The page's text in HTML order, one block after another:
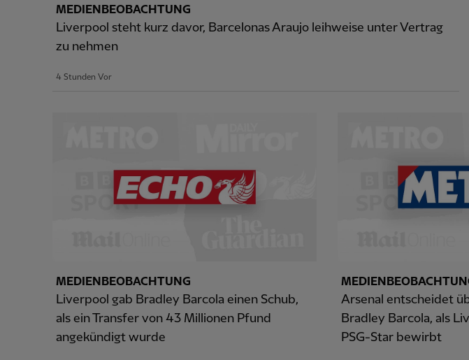
MEDIENBEOBACHTUNG
Liverpool steht kurz davor, Barcelonas Araujo leihweise unter Vertrag
zu nehmen
4 Stunden Vor
MEDIENBEOBACHTUNG
Liverpool gab Bradley Barcola einen Schub,
als ein Transfer von 43 Millionen Pfund
angekündigt wurde
Arsenal entscheidet
Bradley Barcola, als
PSG-Star bewirbt